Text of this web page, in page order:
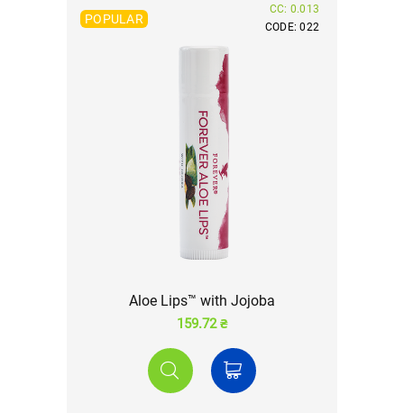
POPULAR
Aloe Lips™ with Jojoba
159.72 ₴
CODE: 022
CC: 0.013